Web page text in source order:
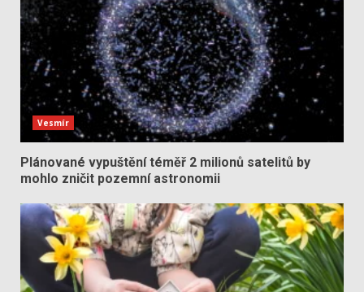
Vesmír
Plánované vypuštění téměř 2 milionů satelitů by
mohlo zničit pozemní astronomii